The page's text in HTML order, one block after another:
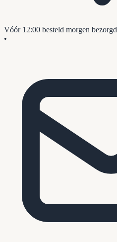
Vóór 12:00 besteld morgen bezorgd
•